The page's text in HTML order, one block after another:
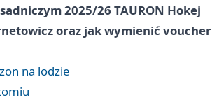
2025/26 TAURON Hokej
oraz jak wymienić voucher
na lodzie